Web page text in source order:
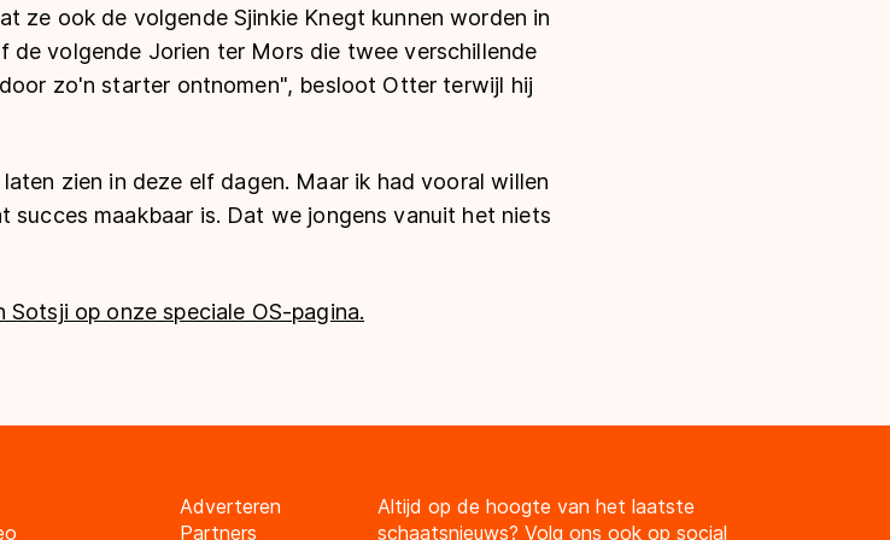
ze ook de volgende Sjinkie Knegt kunnen worden in
de volgende Jorien ter Mors die twee verschillende
zo'n starter ontnomen", besloot Otter terwijl hij
zien in deze elf dagen. Maar ik had vooral willen
succes maakbaar is. Dat we jongens vanuit het niets
Sotsji op onze speciale OS-pagina.
Adverteren
Partners
Altijd op de hoogte van het laatste
schaatsnieuws? Volg ons ook op social